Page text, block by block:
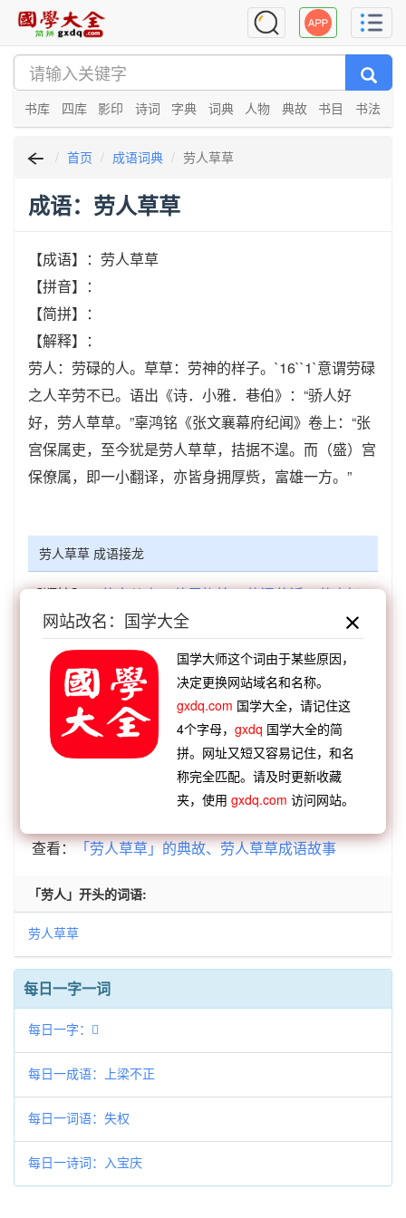
书库 四库 影印 诗词 字典 词典 人物 典故 书目 书法
首页 成语词典 劳人草草
成语：劳人草草
【成语】：劳人草草
【拼音】：
【简拼】：
【解释】：
劳人：劳碌的人。草草：劳神的样子。`16``1`意谓劳碌
之人辛劳不已。语出《诗．小雅．巷伯》：“骄人好
好，劳人草草。”辜鸿铭《张文襄幕府纪闻》卷上：“张
宫保属吏，至今犹是劳人草草，拮据不遑。而（盛）宫
保僚属，即一小翻译，亦皆身拥厚赀，富雄一方。”
劳人草草 成语接龙
【顺接】：草率从事 草里旛竿 草间苟活
草木知
草草不恭 草满囹圄
【顺接】：出山小草 惊蛇入草 江花谢草
枯蓬断
拈花摘草 荒烟蔓草 冬虫夏草
剥皮囊草
【逆接】：
任怨任劳 思子为劳 涓滴之劳
往返徒
梦断魂劳 引领成劳 好佚恶劳
七起之劳
【逆接】：劳苦功高 劳身焦思 劳师动众
劳劳攘
劳师动衆 劳什骨子 劳逸不均
查看：「劳人草草」的典故、劳人草草成语故事
「劳人」开头的词语:
劳人草草
每日一字一词
每日一字：𩃔
每日一成语：上梁不正
每日一词语：失权
每日一诗词：入宝庆
网站改名：国学大全
国学大师这个词由于某些原因，
决定更换网站域名和名称。
gxdq.com 国学大全，请记住这
4个字母，gxdq 国学大全的简
拼。网址又短又容易记住，和名
称完全匹配。请及时更新收藏
夹，使用gxdq.com 访问网站。